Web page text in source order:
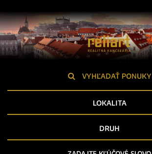
VYHĽADAŤ PONUKY
LOKALITA
DRUH